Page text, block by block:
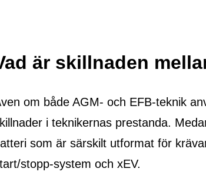
är skillnaden
om både AGM- och EFB-teknik
i teknikernas prestanda.
som är särskilt utformat för
stopp-system och xEV.